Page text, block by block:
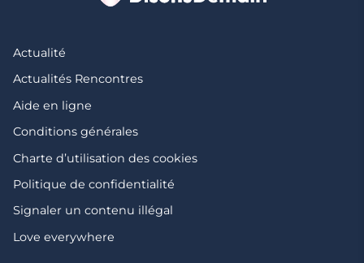
Actualité
Actualités Rencontres
Aide en ligne
Conditions générales
Charte d’utilisation des cookies
Politique de confidentialité
Signaler un contenu illégal
Love everywhere